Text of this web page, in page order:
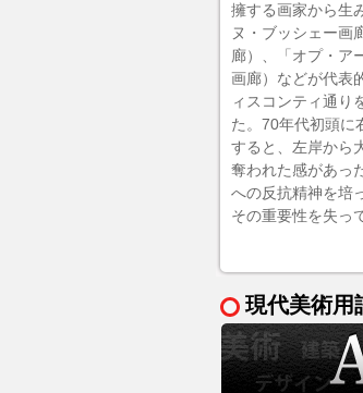
擁する画家から生
ヌ・ブッシェー画
廊）、「 オプ・ア
画廊）などが代表
ィスコンティ通り
た。70年代初頭に
すると、左岸から
奪われた感があっ
への反抗精神を培
その重要性を失っ
現代美術用